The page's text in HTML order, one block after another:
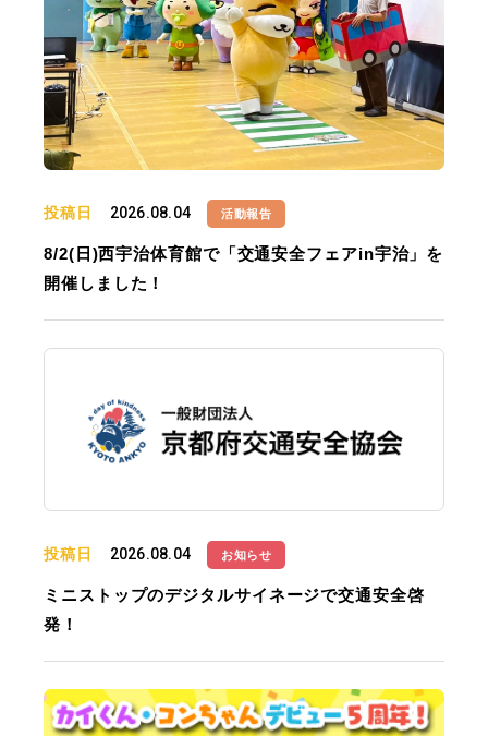
投稿日 2026.08.04 活動報告
8/2(日)西宇治体育館で「交通安全フェアin宇治」を
開催しました！
投稿日 2026.08.04 お知らせ
ミニストップのデジタルサイネージで交通安全啓
発！